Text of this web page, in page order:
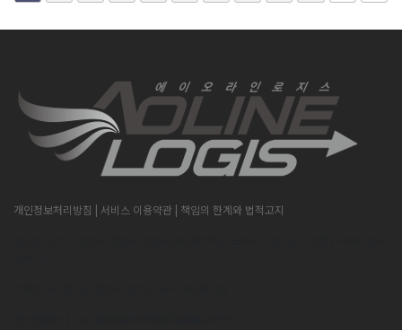
개인정보처리방침 | 서비스 이용약관 | 책임의 한계와 법적고지